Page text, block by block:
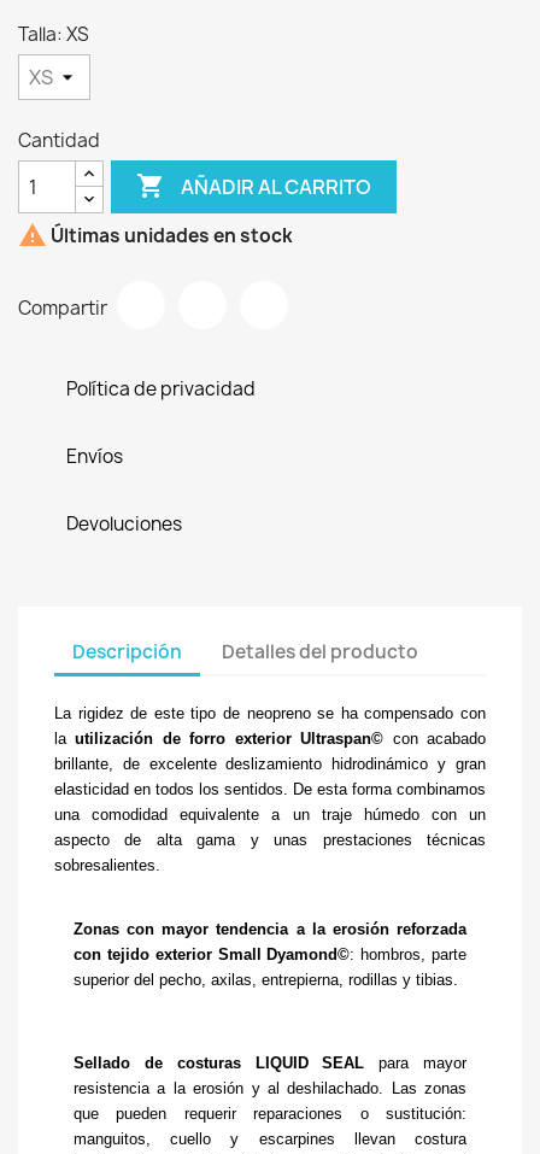
Talla: XS
Cantidad
 AÑADIR AL CARRITO
 Últimas unidades en stock
Compartir
Política de privacidad
Envíos
Devoluciones
Descripción Detalles del producto
La rigidez de este tipo de neopreno se ha compensado con
lautilización de forro exterior Ultraspan© con acabado
brillante, de excelente deslizamiento hidrodinámico y gran
elasticidad en todos los sentidos. De esta forma combinamos
una comodidad equivalente a un traje húmedo con un
aspecto de alta gama y unas prestaciones técnicas
sobresalientes.
Zonas con mayor tendencia a la erosión reforzada
con tejido exterior Small Dyamond©: hombros, parte
superior del pecho, axilas, entrepierna, rodillas y tibias.
Sellado de costuras LIQUID SEAL para mayor
resistencia a la erosión y al deshilachado. Las zonas
que pueden requerir reparaciones o sustitución:
manguitos, cuello y escarpines llevan costura